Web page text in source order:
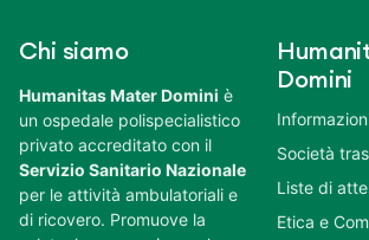
Chi siamo
Humanitas Mater Domini è
un ospedale polispecialistico
privato accreditato con il
Servizio Sanitario Nazionale
per le attività ambulatoriali e
di ricovero. Promuove la
Domini
Società
Liste di
Etica e